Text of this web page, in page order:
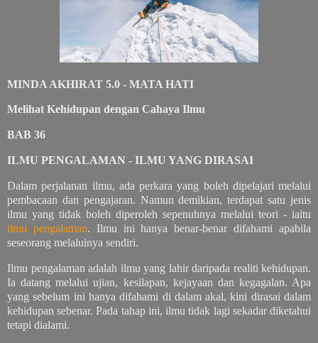
MINDA AKHIRAT 5.0 - MATA HATI
Melihat Kehidupan dengan Cahaya Ilmu
BAB 36
ILMU PENGALAMAN - ILMU YANG DIRASAI
Dalam perjalanan ilmu, ada perkara yang boleh dipelajari melalui
pembacaan dan pengajaran. Namun demikian, terdapat satu jenis
ilmu yang tidak boleh diperoleh sepenuhnya melalui teori - iaitu
ilmu pengalaman. Ilmu ini hanya benar-benar difahami apabila
seseorang melaluinya sendiri.
Ilmu pengalaman adalah ilmu yang lahir daripada realiti kehidupan.
Ia datang melalui ujian, kesilapan, kejayaan dan kegagalan. Apa
yang sebelum ini hanya difahami di dalam akal, kini dirasai dalam
kehidupan sebenar. Pada tahap ini, ilmu tidak lagi sekadar diketahui
tetapi dialami.